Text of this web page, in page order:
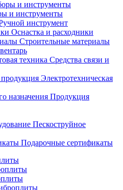
и инструменты
инструмент
Оснастка и расходники
Строительные материалы
Средства связи и
Электротехническая
Продукция
Пескоструйное
Подарочные сертификаты